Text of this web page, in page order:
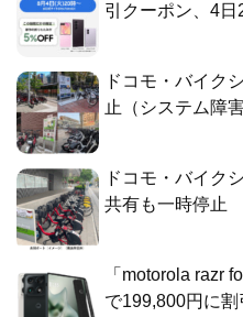
引クーポン、4
ドコモ・バイク
止（システム障害
ドコモ・バイク
共有も一時停止
「motorola razr
で199,800円に割